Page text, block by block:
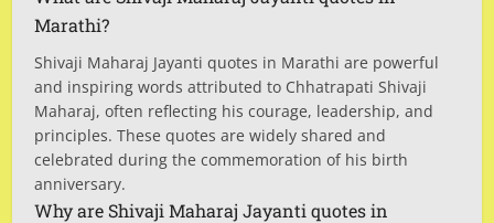
Marathi?
Shivaji Maharaj Jayanti quotes in Marathi are powerful
and inspiring words attributed to Chhatrapati Shivaji
Maharaj, often reflecting his courage, leadership, and
principles. These quotes are widely shared and
celebrated during the commemoration of his birth
anniversary.
Why are Shivaji Maharaj Jayanti quotes in